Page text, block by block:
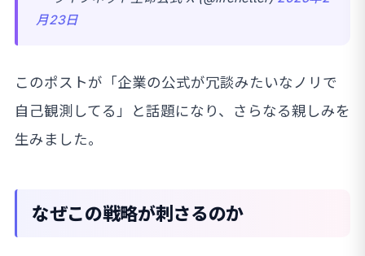
月23日
このポストが「企業の公式が冗談みたいなノリで
自己観測してる」と話題になり、さらなる親しみを
生みました。
なぜこの戦略が刺さるのか